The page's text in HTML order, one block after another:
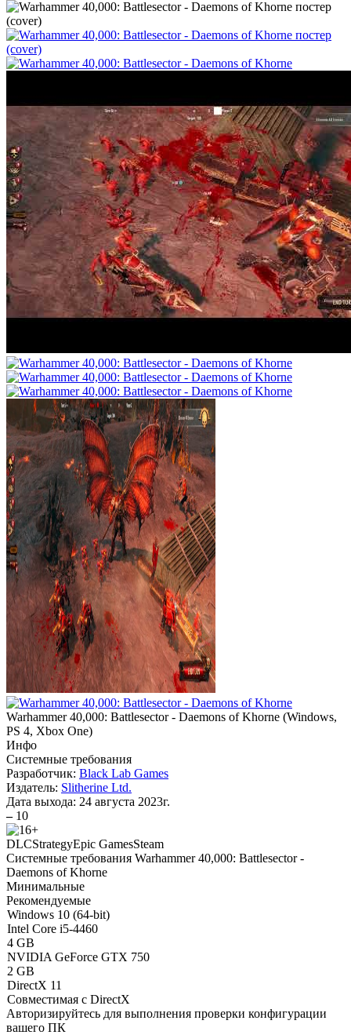
Warhammer 40,000: Battlesector - Daemons of Khorne (Windows,
PS 4, Xbox One)
Инфо
Системные требования
Разработчик: Black Lab Games
Издатель: Slitherine Ltd.
Дата выхода: 24 августа 2023г.
– 10
DLCStrategyEpic GamesSteam
Системные требования Warhammer 40,000: Battlesector -
Daemons of Khorne
Минимальные
Рекомендуемые
Windows 10 (64-bit)
Intel Core i5-4460
4 GB
NVIDIA GeForce GTX 750
2 GB
DirectX 11
Совместимая с DirectX
Авторизируйтесь для выполнения проверки конфигурации
вашего ПК